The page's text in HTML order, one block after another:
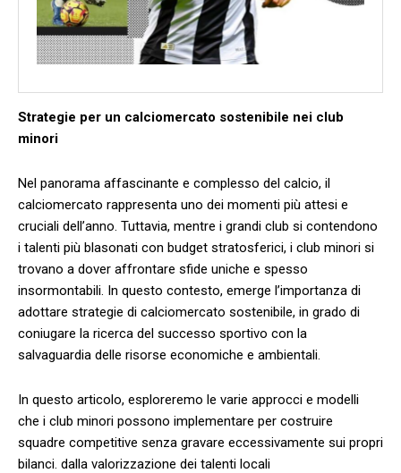
Strategie per un ‌calciomercato sostenibile nei club
minori
Nel panorama affascinante e complesso del calcio, il
calciomercato rappresenta ⁣uno dei momenti più attesi e
cruciali dell’anno. Tuttavia, ‌mentre i grandi club si contendono
i talenti più⁢ blasonati con budget stratosferici, i ​club minori si
trovano​ a ⁤dover affrontare sfide uniche e spesso
insormontabili. In questo contesto, emerge l’importanza di
adottare strategie di ⁢calciomercato ⁣sostenibile, in⁤ grado di
coniugare la ricerca del successo sportivo‍ con la
salvaguardia delle ⁢risorse economiche e ambientali.
In questo articolo, esploreremo le varie approcci e modelli
che i⁣ club minori ⁤possono implementare per costruire
squadre⁢ competitive⁤ senza gravare​ eccessivamente sui⁣ propri
⁤bilanci. dalla​ valorizzazione dei talenti​ locali⁣